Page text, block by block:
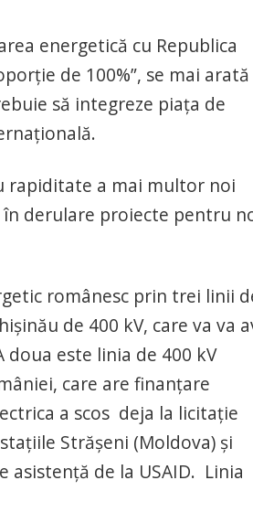
energetică cu Republica
de 100%”, se mai
să integreze piața de
rapiditate a mai multor noi
în derulare proiecte pentru
românesc prin trei linii
de 400 kV, care va va
este linia de 400 kV
care are finanțare
a scos deja la licitație
Strășeni (Moldova) și
asistență de la USAID. Linia